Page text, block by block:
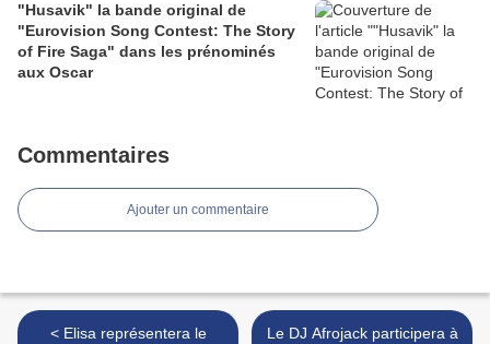
"Husavik" la bande original de
"Eurovision Song Contest: The Story
of Fire Saga" dans les prénominés
aux Oscar
Commentaires
Ajouter un commentaire
< Elisa représentera le
Le DJ Afrojack participera à